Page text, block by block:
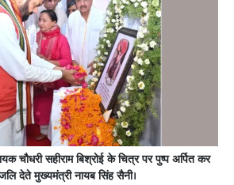
चौधरी सहीराम बिश्रोई के चित्र पर पुष्प अर्पित कर
देते मुख्यमंत्री नायब सिंह सैनी।